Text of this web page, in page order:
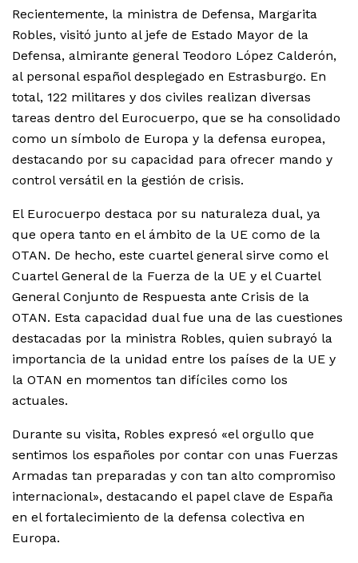
Recientemente, la ministra de Defensa, Margarita
Robles, visitó junto al jefe de Estado Mayor de la
Defensa, almirante general Teodoro López Calderón,
al personal español desplegado en Estrasburgo. En
total, 122 militares y dos civiles realizan diversas
tareas dentro del Eurocuerpo, que se ha consolidado
como un símbolo de Europa y la defensa europea,
destacando por su capacidad para ofrecer mando y
control versátil en la gestión de crisis.
El Eurocuerpo destaca por su naturaleza dual, ya
que opera tanto en el ámbito de la UE como de la
OTAN. De hecho, este cuartel general sirve como el
Cuartel General de la Fuerza de la UE y el Cuartel
General Conjunto de Respuesta ante Crisis de la
OTAN. Esta capacidad dual fue una de las cuestiones
destacadas por la ministra Robles, quien subrayó la
importancia de la unidad entre los países de la UE y
la OTAN en momentos tan difíciles como los
actuales.
Durante su visita, Robles expresó «el orgullo que
sentimos los españoles por contar con unas Fuerzas
Armadas tan preparadas y con tan alto compromiso
internacional», destacando el papel clave de España
en el fortalecimiento de la defensa colectiva en
Europa.